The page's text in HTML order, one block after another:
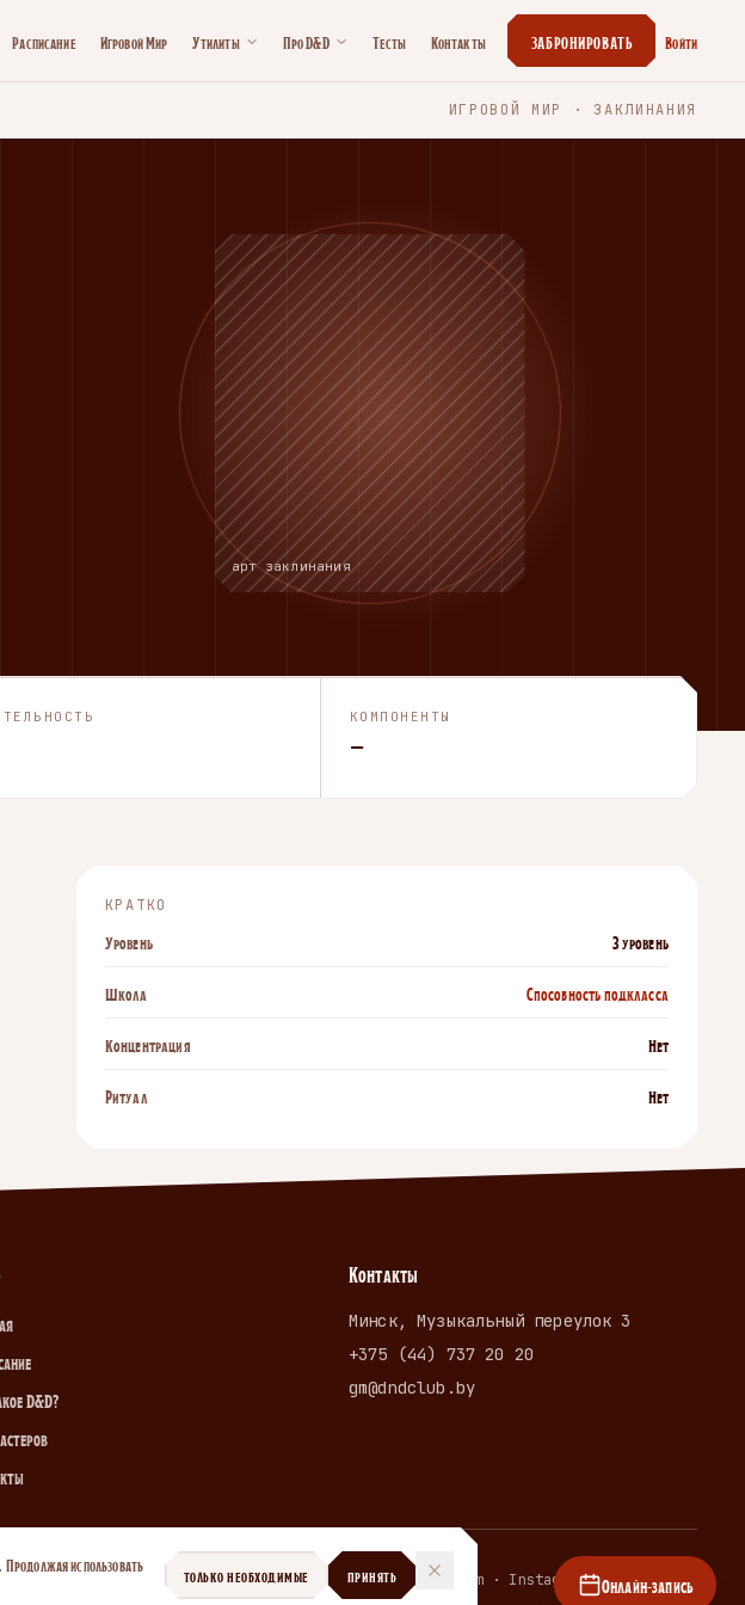
Расписание Игровой Мир Утилиты Про D&D Тесты Контакты ЗАБРОНИРОВАТЬ Войти
ИГРОВОЙ МИР · ЗАКЛИНАНИЯ
арт заклинания
КОМПОНЕНТЫ
—
КРАТКО
Уровень 3 уровень
Школа Способность подкласса
Концентрация Нет
Ритуал Нет
D&D?
Контакты
Минск, Музыкальный переулок 3
+375 (44) 737 20 20
gm@dndclub.by
Telegram · Instagram · dndclub.by
Онлайн-запись
использовать
ТОЛЬКО НЕОБХОДИМЫЕ ПРИНЯТЬ